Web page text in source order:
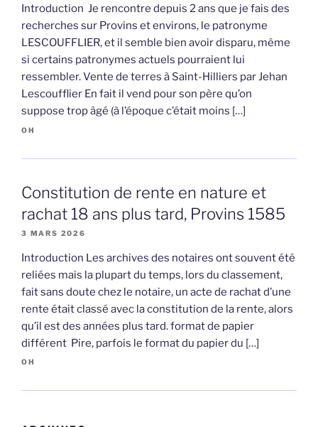
Introduction Je rencontre depuis 2 ans que je fais des
recherches sur Provins et environs, le patronyme
LESCOUFFLIER, et il semble bien avoir disparu, même
si certains patronymes actuels pourraient lui
ressembler. Vente de terres à Saint-Hilliers par Jehan
Lescoufflier En fait il vend pour son père qu’on
suppose trop âgé (à l’époque c’était moins […]
OH
Constitution de rente en nature et
rachat 18 ans plus tard, Provins 1585
3 MARS 2026
Introduction Les archives des notaires ont souvent été
reliées mais la plupart du temps, lors du classement,
fait sans doute chez le notaire, un acte de rachat d’une
rente était classé avec la constitution de la rente, alors
qu’il est des années plus tard. format de papier
différent Pire, parfois le format du papier du […]
OH